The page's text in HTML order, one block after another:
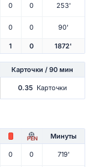
0 0 253'
0 0 90'
1 0 1872'
Карточки / 90 мин
0.35 Карточки
PEN Минуты
0 0 719'